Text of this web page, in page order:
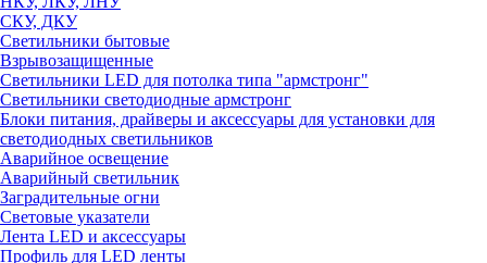
СКУ, ДКУ
Светильники бытовые
Взрывозащищенные
Светильники LED для потолка типа "армстронг"
Светильники светодиодные армстронг
Блоки питания, драйверы и аксессуары для установки для
светодиодных светильников
Аварийное освещение
Аварийный светильник
Заградительные огни
Световые указатели
Лента LED и аксессуары
Профиль для LED ленты